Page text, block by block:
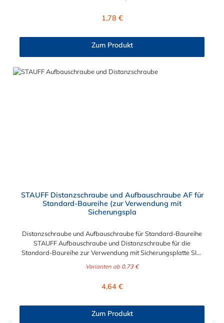
Regulärer Preis:
1,78 €
Zum Produkt
STAUFF Distanzschraube und Aufbauschraube AF für
Standard-Baureihe (zur Verwendung mit
Sicherungspla
Distanzschraube und Aufbauschraube für Standard-Baureihe
STAUFF Aufbauschraube und Distanzschraube für die
Standard-Baureihe zur Verwendung mit Sicherungsplatte SIG.
Distanzschraube ist zwischen verzinkten Stahl und Edelstahl
Varianten ab 0,73 €
Regulärer Preis:
4,64 €
Zum Produkt